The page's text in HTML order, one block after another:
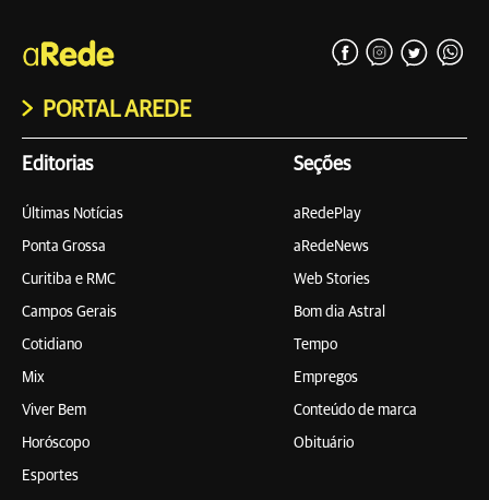
PORTAL AREDE
Editorias
Últimas Notícias
Ponta Grossa
Curitiba e RMC
Campos Gerais
Cotidiano
Mix
Viver Bem
Horóscopo
Esportes
Seções
aRedePlay
aRedeNews
Web Stories
Bom dia Astral
Tempo
Empregos
Conteúdo de marca
Obituário